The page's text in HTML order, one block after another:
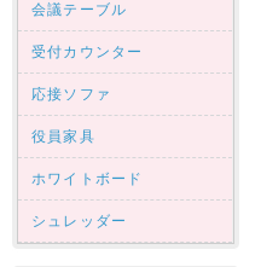
会議テーブル
受付カウンター
応接ソファ
役員家具
ホワイトボード
シュレッダー